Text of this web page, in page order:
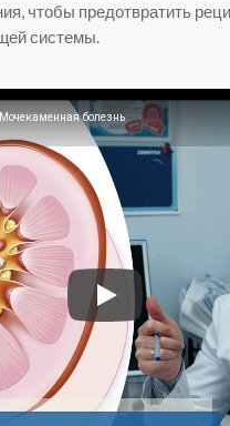
чтобы предотвратить
системы.
болезнь